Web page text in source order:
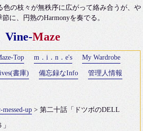
色の枝々が無秩序に広がって絡み合うが、や
に、円熟のHarmonyを奏でる。
Vine-Maze
Top m．i．n．e's My Wardrobe
書庫) 備忘録なInfo 管理人情報
messed-up > 第二十話「ドツボのDELL